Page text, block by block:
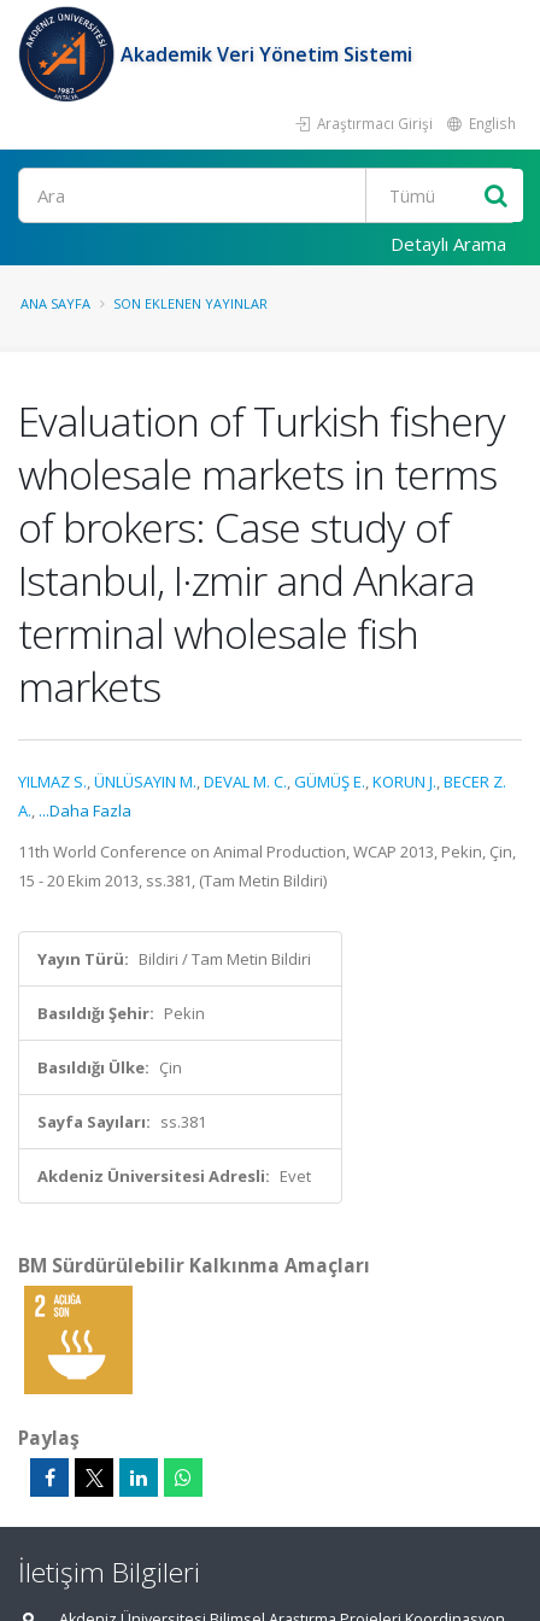
Akademik Veri Yönetim Sistemi
Araştırmacı Girişi English
Ara
Detaylı Arama
ANA SAYFA SON EKLENEN YAYINLAR
Evaluation of Turkish fishery
wholesale markets in terms
of brokers: Case study of
Istanbul, I·zmir and Ankara
terminal wholesale fish
markets
YILMAZ S.,ÜNLÜSAYIN M.,DEVAL M. C.,GÜMÜŞ E.,KORUN J.,BECER Z.
A., ...Daha Fazla
11th World Conference on Animal Production, WCAP 2013, Pekin, Çin,
15 - 20 Ekim 2013, ss.381, (Tam Metin Bildiri)
Yayın Türü: Bildiri / Tam Metin Bildiri
Basıldığı Şehir: Pekin
Basıldığı Ülke: Çin
Sayfa Sayıları: ss.381
Akdeniz Üniversitesi Adresli: Evet
BM Sürdürülebilir Kalkınma Amaçları
Paylaş
İletişim Bilgileri